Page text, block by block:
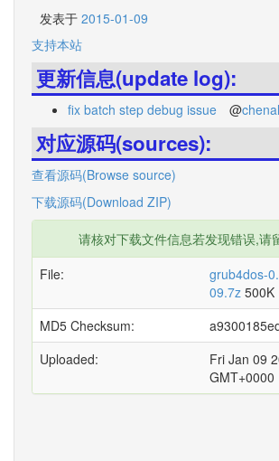
发表于 2015-01-09
支持本站
更新信息(update log):
fix batch step debug issue @
对应源码(sources):
查看源码(Browse source)
下载源码(Download ZIP)
请核对下载文件信息若发现错误,请
File:
grub4dos-
09.7z 500K
MD5 Checksum:
Uploaded:
Fri Jan 09
GMT+0000